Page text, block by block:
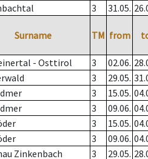
3 31.05.
Surname TM from
- Osttirol 3 02.06.
3 29.05.
3 15.05.
3 09.06.
3 15.05.
3 09.06.
Zinkenbach 3 29.05.